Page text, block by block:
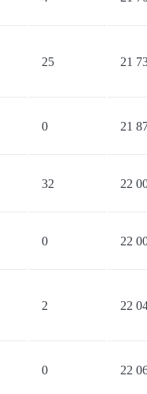
25 21
0 21
32 22
0 22
2 22
0 22